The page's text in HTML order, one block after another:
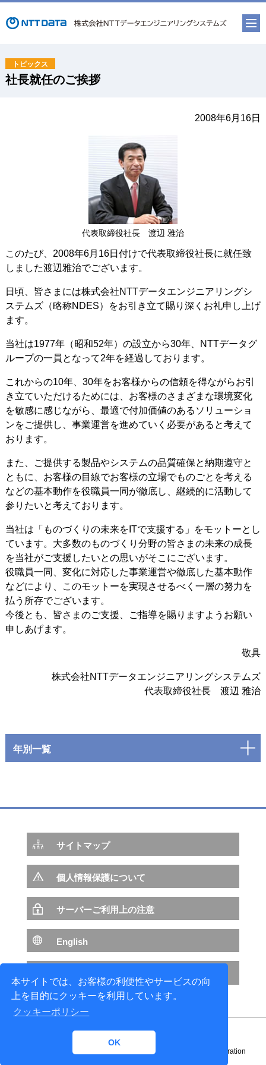
本サイトでは、お客様の利便性やサービスの向
上を目的にクッキーを利用しています。
クッキーポリシー
OK
社長就任のご挨拶
2008年6月16日
代表取締役社長 渡辺 雅治
このたび、2008年6月16日付けで代表取締役社長に就任致
しました渡辺雅治でございます。
日頃、皆さまには株式会社NTTデータエンジニアリングシ
ステムズ（略称NDES）をお引き立て賜り深くお礼申し上げ
ます。
当社は1977年（昭和52年）の設立から30年、NTTデータグ
ループの一員となって2年を経過しております。
これからの10年、30年をお客様からの信頼を得ながらお引
き立ていただけるためには、お客様のさまざまな環境変化
を敏感に感じながら、最適で付加価値のあるソリューショ
ンをご提供し、事業運営を進めていく必要があると考えて
おります。
また、ご提供する製品やシステムの品質確保と納期遵守と
ともに、お客様の目線でお客様の立場でものごとを考える
などの基本動作を役職員一同が徹底し、継続的に活動して
参りたいと考えております。
当社は「ものづくりの未来をITで支援する」をモットーとし
ています。大多数のものづくり分野の皆さまの未来の成長
を当社がご支援したいとの思いがそこにございます。
役職員一同、変化に対応した事業運営や徹底した基本動作
などにより、このモットーを実現させるべく一層の努力を
払う所存でございます。
今後とも、皆さまのご支援、ご指導を賜りますようお願い
申しあげます。
敬具
株式会社NTTデータエンジニアリングシステムズ
代表取締役社長 渡辺 雅治
年別一覧
サイトマップ
個人情報保護について
サーバーご利用上の注意
English
2026 NTT DATA ENGINEERING SYSTEMS Corporation